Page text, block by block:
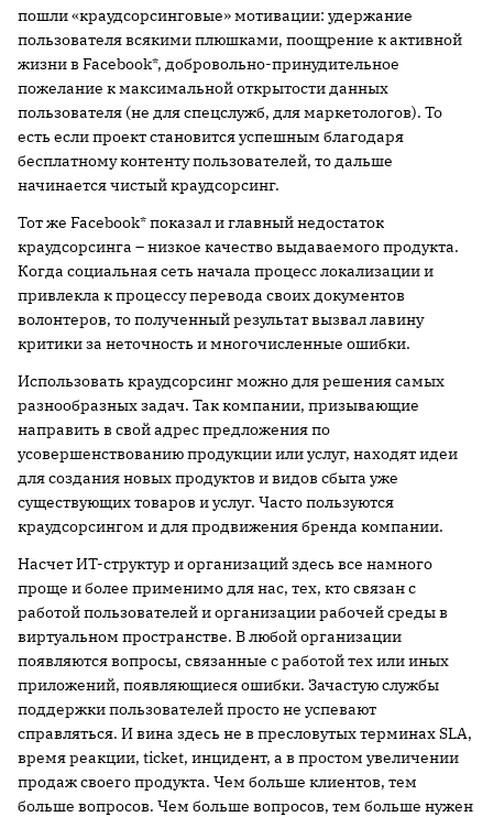
пошли «краудсорсинговые» мотивации: удержание
пользователя всякими плюшками, поощрение к активной
жизни в Facebook*, добровольно-принудительное
пожелание к максимальной открытости данных
пользователя (не для спецслужб, для маркетологов). То
есть если проект становится успешным благодаря
бесплатному контенту пользователей, то дальше
начинается чистый краудсорсинг.
Тот же Facebook* показал и главный недостаток
краудсорсинга – низкое качество выдаваемого продукта.
Когда социальная сеть начала процесс локализации и
привлекла к процессу перевода своих документов
волонтеров, то полученный результат вызвал лавину
критики за неточность и многочисленные ошибки.
Использовать краудсорсинг можно для решения самых
разнообразных задач. Так компании, призывающие
направить в свой адрес предложения по
усовершенствованию продукции или услуг, находят идеи
для создания новых продуктов и видов сбыта уже
существующих товаров и услуг. Часто пользуются
краудсорсингом и для продвижения бренда компании.
Насчет ИТ-структур и организаций здесь все намного
проще и более применимо для нас, тех, кто связан с
работой пользователей и организации рабочей среды в
виртуальном пространстве. В любой организации
появляются вопросы, связанные с работой тех или иных
приложений, появляющиеся ошибки. Зачастую службы
поддержки пользователей просто не успевают
справляться. И вина здесь не в пресловутых терминах SLA,
время реакции, ticket, инцидент, а в простом увеличении
продаж своего продукта. Чем больше клиентов, тем
больше вопросов. Чем больше вопросов, тем больше нужен